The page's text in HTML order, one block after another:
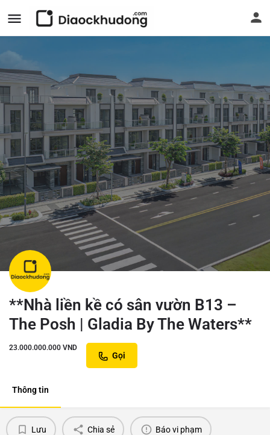
**Nhà liền kề có sân vườn B13 –
The Posh | Gladia By The Waters**
23.000.000.000 VND
Gọi
Thông tin
Lưu Chia sẻ Báo vi phạm